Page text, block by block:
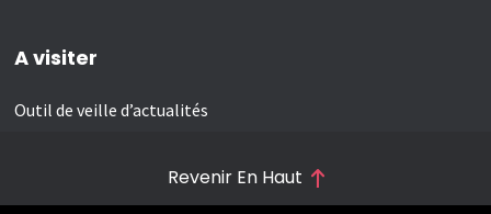
A visiter
Outil de veille d’actualités
Revenir En Haut